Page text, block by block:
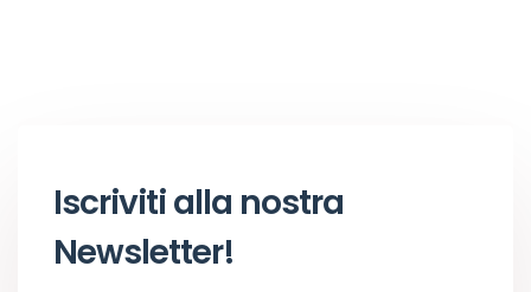
Iscriviti alla nostra
Newsletter!